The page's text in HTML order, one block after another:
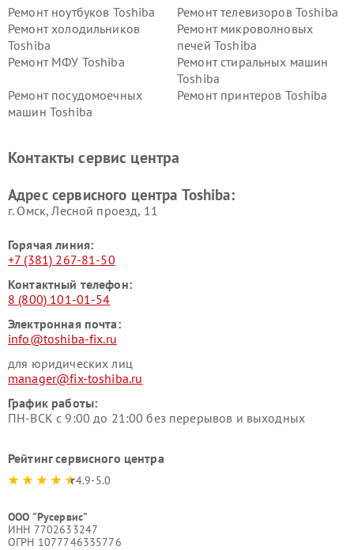
Ремонт ноутбуков Toshiba
Ремонт телевизоров Toshiba
Ремонт холодильников
Toshiba
Ремонт микроволновых
печей Toshiba
Ремонт МФУ Toshiba
Ремонт стиральных машин
Toshiba
Ремонт посудомоечных
машин Toshiba
Ремонт принтеров Toshiba
Контакты сервис центра
Адрес сервисного центра Toshiba:
г. Омск, ​Лесной проезд, 11
Горячая линия:
+7 (381) 267-81-50
Контактный телефон:
8 (800) 101-01-54
Электронная почта:
info@toshiba-fix.ru
для юридических лиц
manager@fix-toshiba.ru
График работы:
ПН-ВСК с 9:00 до 21:00 без перерывов и выходных
Рейтинг сервисного центра
4.9-5.0
ООО "Русервис"
ИНН 7702633247
ОГРН 1077746335776